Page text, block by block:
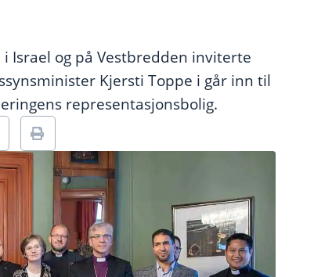
Israel og på Vestbredden inviterte
Kjersti Toppe i går inn til
representasjonsbolig.